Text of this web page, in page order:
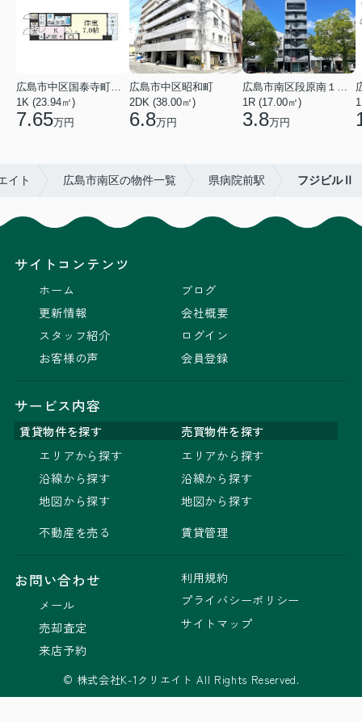
1K (23.94㎡)
7.65万円
広島市中区昭和町
2DK (38.00㎡)
6.8万円
1R (17.00㎡)
3.8万円
イト 広島市南区の物件一覧 県病院前駅 フジビルⅡ
サイトコンテンツ
ホーム
更新情報
スタッフ紹介
お客様の声
ブログ
会社概要
ログイン
会員登録
サービス内容
賃貸物件を探す
売買物件を探す
エリアから探す
沿線から探す
地図から探す
不動産を売る
エリアから探す
沿線から探す
地図から探す
賃貸管理
お問い合わせ
メール
売却査定
来店予約
利用規約
プライバシーポリシー
サイトマップ
© 株式会社K-1クリエイト All Rights Reserved.